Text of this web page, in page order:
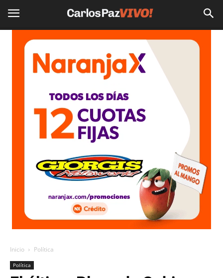
Inicio Política
Política